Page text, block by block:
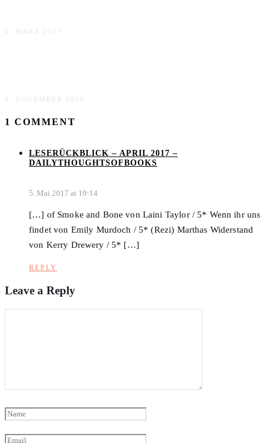
6. MÄRZ 2017
6. NOVEMBER 2016
1 COMMENT
LESERÜCKBLICK – APRIL 2017 –
DAILYTHOUGHTSOFBOOKS
5. Mai 2017 at 19:14
[…] of Smoke and Bone von Laini Taylor / 5* Wenn ihr uns
findet von Emily Murdoch / 5* (Rezi) Marthas Widerstand
von Kerry Drewery / 5* […]
REPLY
Leave a Reply